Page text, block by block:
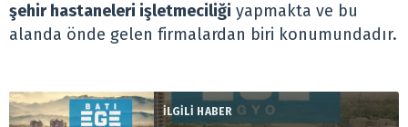
şehir hastaneleri işletmeciliği yapmakta ve bu
alanda önde gelen firmalardan biri konumundadır.
İLGİLİ HABER